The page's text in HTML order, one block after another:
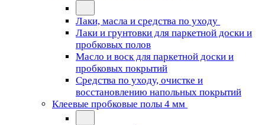
Лаки, масла и средства по уходу
Лаки и грунтовки для паркетной доски и
пробковых полов
Масло и воск для паркетной доски и
пробковых покрытий
Средства по уходу, очистке и
восстановлению напольных покрытий
Клеевые пробковые полы 4 мм